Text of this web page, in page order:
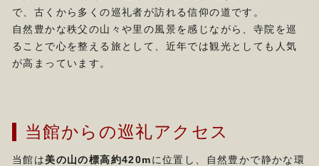
で、古くから多くの巡礼者が訪れる信仰の道です。
自然豊かな秩父の山々や里の風景を感じながら、寺院を巡
ることで心を整える旅として、近年では観光としても人気
が高まっています。
当館からの巡礼アクセス
当館は美の山の標高約420mに位置し、自然豊かで静かな環